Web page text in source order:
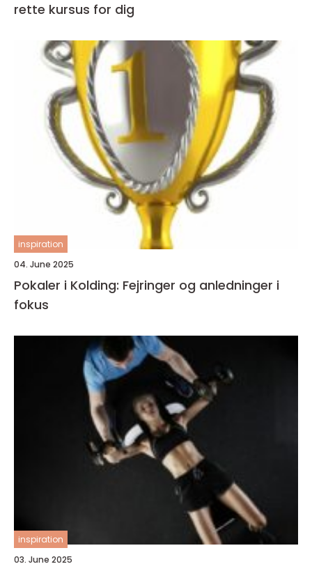
rette kursus for dig
inspiration
04. June 2025
Pokaler i Kolding: Fejringer og anledninger i
fokus
inspiration
03. June 2025